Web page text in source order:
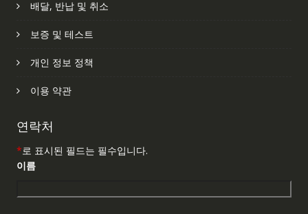
배달, 반납 및 취소
보증 및 테스트
개인 정보 정책
이용 약관
연락처
*로 표시된 필드는 필수입니다.
이름